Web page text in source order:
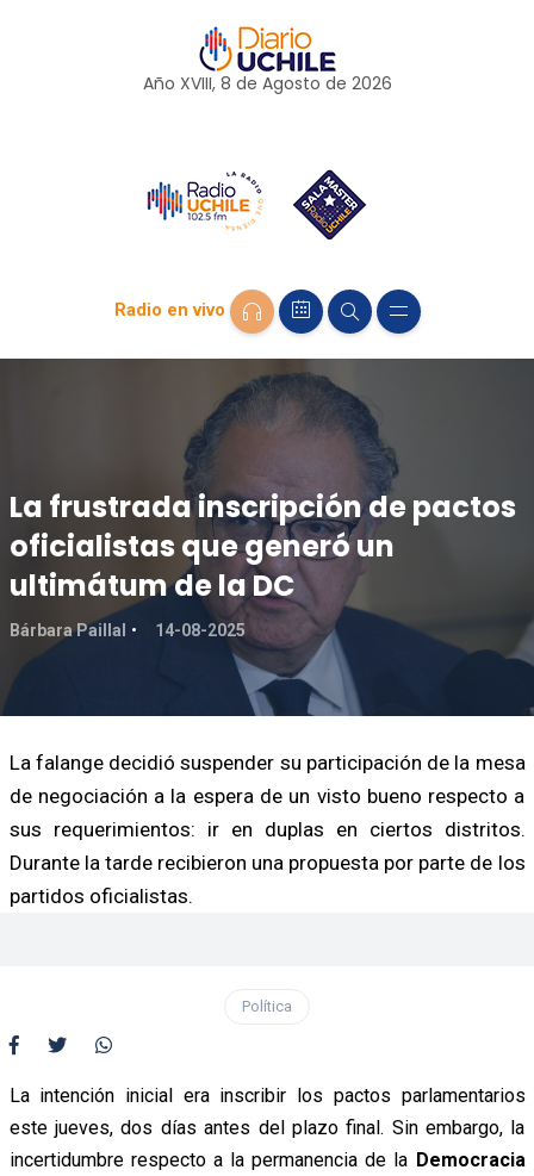
Año XVIII, 8 de Agosto de 2026
Radio en vivo
La frustrada inscripción de pactos
oficialistas que generó un
ultimátum de la DC
Bárbara Paillal 14-08-2025
La falange decidió suspender su participación de la mesa
de negociación a la espera de un visto bueno respecto a
sus requerimientos: ir en duplas en ciertos distritos.
Durante la tarde recibieron una propuesta por parte de los
partidos oficialistas.
Política
La intención inicial era inscribir los pactos parlamentarios
este jueves, dos días antes del plazo final. Sin embargo, la
incertidumbre respecto a la permanencia de la Democracia